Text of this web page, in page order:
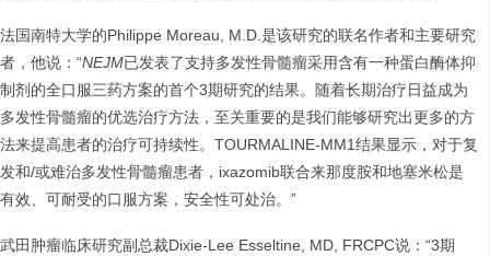
法国南特大学的Philippe Moreau, M.D.是该研究的联名作者和主要研究
者，他说：“NEJM已发表了支持多发性骨髓瘤采用含有一种蛋白酶体抑
制剂的全口服三药方案的首个3期研究的结果。随着长期治疗日益成为
多发性骨髓瘤的优选治疗方法，至关重要的是我们能够研究出更多的方
法来提高患者的治疗可持续性。TOURMALINE-MM1结果显示，对于复
发和/或难治多发性骨髓瘤患者，ixazomib联合来那度胺和地塞米松是
有效、可耐受的口服方案，安全性可处治。”
武田肿瘤临床研究副总裁Dixie-Lee Esseltine, MD, FRCPC说：“3期